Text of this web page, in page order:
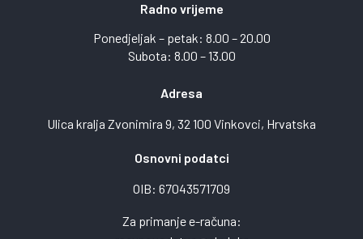
Radno vrijeme
Ponedjeljak – petak: 8.00 – 20.00
Subota: 8.00 – 13.00
Adresa
Ulica kralja Zvonimira 9, 32 100 Vinkovci, Hrvatska
Osnovni podatci
OIB: 67043571709
Za primanje e-računa: